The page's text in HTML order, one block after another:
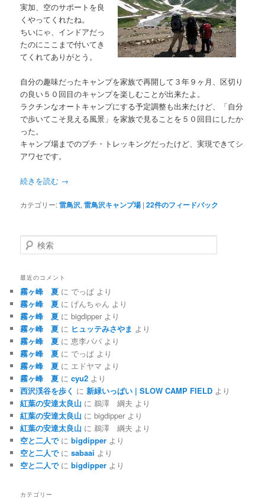
実加、空のサポートを良
くやってくれたね。
ちいにゃ、インドアだっ
たのにここまで付いてき
てくれてありがとう。
自分の趣味だったキャンプを家族で再開して３年９ヶ月、区切り
の良い５０回目のキャンプを楽しむことが出来たよ。
ラクチンなオートキャンプにする予定調整も出来たけど、「自分
で歩いてこそ見える風景」を家族で見ることを５０回目にしたか
った。
キャンプ場までのプチ・トレッキングだったけど、実現できてシ
アワセです。
続きを読む →
カテゴリー:雷鳥沢,雷鳥沢キャンプ場 |22件のフィードバック
検
索
最近のコメント
霧ヶ峰 夏 に でっぱ より
霧ヶ峰 夏 に げんちゃん より
霧ヶ峰 夏 にbigdipper より
霧ヶ峰 夏 に ヒュッテみさやま より
霧ヶ峰 夏 に恵李パパ より
霧ヶ峰 夏 に でっぱ より
霧ヶ峰 夏 に エドヤマ より
霧ヶ峰 夏 にcyu2 より
西沢渓谷を歩く に新緑いっぱい | SLOW CAMP FIELD より
紅葉の安達太良山 に鵜澤 綱夫 より
紅葉の安達太良山 にbigdipper より
紅葉の安達太良山 に鵜澤 綱夫 より
空と二人でにbigdipper より
空と二人でにsabaai より
空と二人でにbigdipper より
カテゴリー